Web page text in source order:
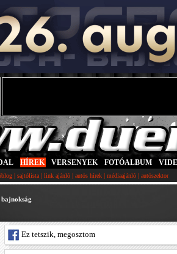
HÍREK VERSENYEK FOTÓALBUM
| sajtólista | link ajánló | autós hírek | médiaajánló | autószektor
bajnokság
Ez tetszik, megosztom